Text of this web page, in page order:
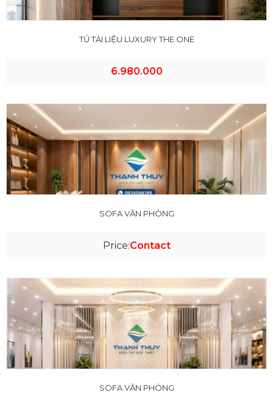
TỦ TÀI LIỆU LUXURY THE ONE
6.980.000
SOFA VĂN PHÒNG
Price:Contact
SOFA VĂN PHÒNG